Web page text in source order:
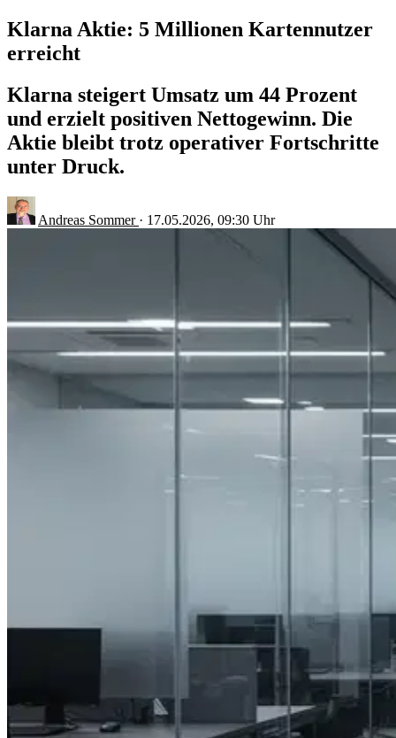
Klarna Aktie: 5 Millionen Kartennutzer
erreicht
Klarna steigert Umsatz um 44 Prozent
und erzielt positiven Nettogewinn. Die
Aktie bleibt trotz operativer Fortschritte
unter Druck.
Andreas Sommer · 17.05.2026, 09:30 Uhr